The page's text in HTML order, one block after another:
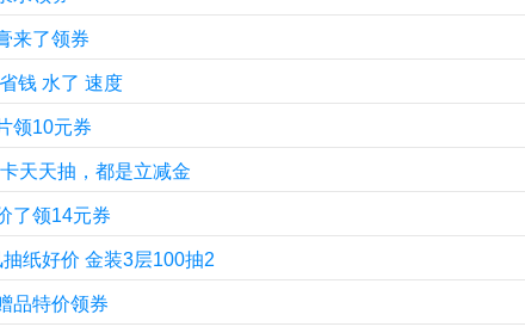
来了领券
钱 水了 速度
领10元券
天天抽，都是立减金
了领14元券
纸好价 金装3层100抽2
品特价领券